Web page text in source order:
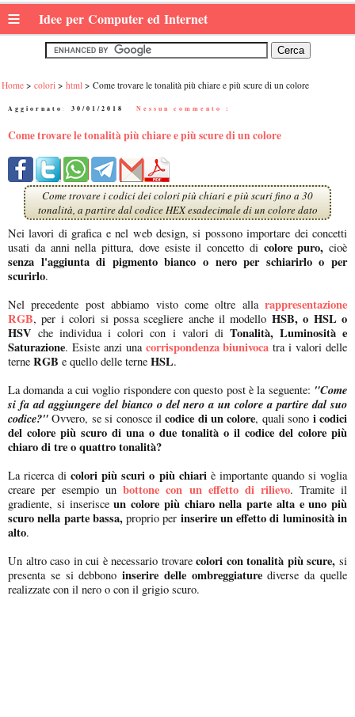
≡ Idee per Computer ed Internet
Home colori html Come trovare le tonalità più chiare e più scure di un colore
Aggiornato: 30/01/2018 Nessun commento :
Come trovare le tonalità più chiare e più scure di un colore
Come trovare i codici dei colori più chiari e più scuri fino a 30
tonalità, a partire dal codice HEX esadecimale di un colore dato
Nei lavori di grafica e nel web design, si possono importare dei concetti
usati da anni nella pittura, dove esiste il concetto dicolore puro, cioè
senza l'aggiunta di pigmento bianco o nero per schiarirlo o per
scurirlo.
Nel precedente post abbiamo visto come oltre alla rappresentazione
RGB, per i colori si possa scegliere anche il modello HSB, o HSL o
HSV che individua i colori con i valori di Tonalità, Luminosità e
Saturazione. Esiste anzi una corrispondenza biunivoca tra i valori delle
terne RGB e quello delle terne HSL.
La domanda a cui voglio rispondere con questo post è la seguente: "Come
si fa ad aggiungere del bianco o del nero a un colore a partire dal suo
codice?" Ovvero, se si conosce ilcodice di un colore, quali sono i codici
del colore più scuro di una o due tonalità o il codice del colore più
chiaro di tre o quattro tonalità?
La ricerca di colori più scuri o più chiariè importante quando si voglia
creare per esempio un bottone con un effetto di rilievo. Tramite il
gradiente, si inserisceun colore più chiaro nella parte alta e uno più
scuro nella parte bassa,proprio per inserire un effetto di luminosità in
alto.
Un altro caso in cui è necessario trovarecolori con tonalità più scure, si
presenta se si debbono inserire delle ombreggiaturediverse da quelle
realizzate con il nero o con il grigio scuro.